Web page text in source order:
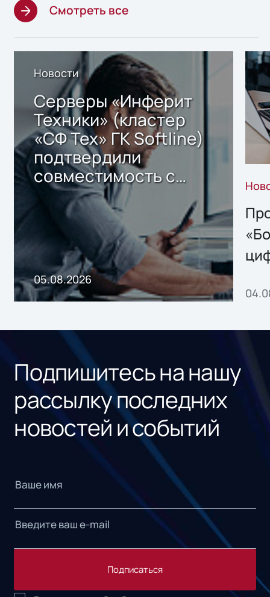
Смотреть все
Новости
Серверы «Инферит
Техники» (кластер
«СФ Тех» ГК Softline)
подтвердили
совместимость с
решением Sharx
Storage 2.x для
хранения данных
05.08.2026
Подпишитесь на нашу
рассылку последних
новостей и событий
Подписаться